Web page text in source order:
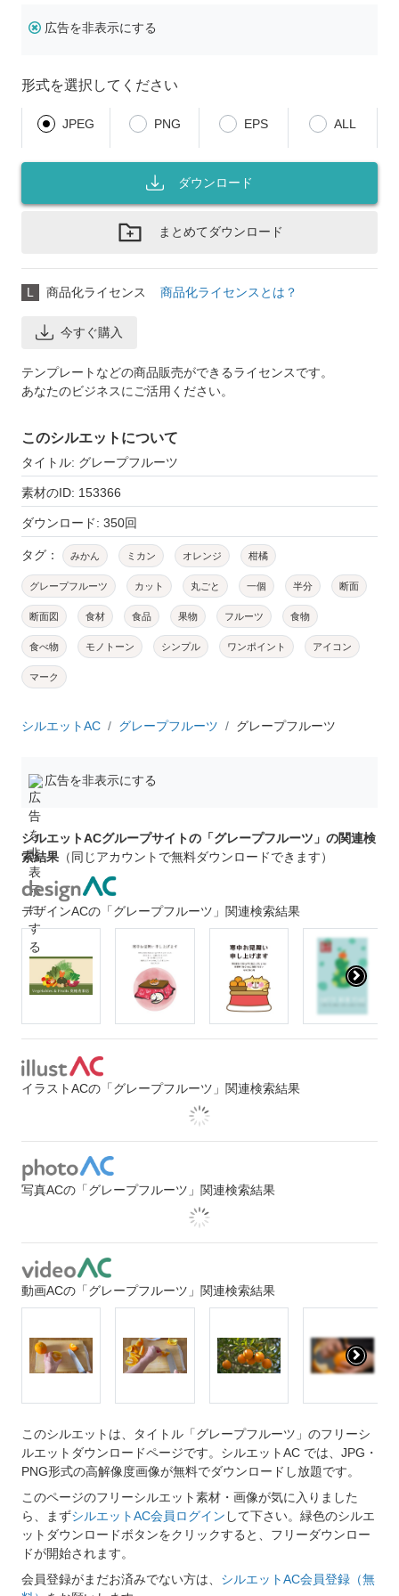
広告を非表示にする
形式を選択してください
JPEG PNG EPS ALL
ダウンロード
まとめてダウンロード
L 商品化ライセンス 商品化ライセンスとは？
今すぐ購入
テンプレートなどの商品販売ができるライセンスです。
あなたのビジネスにご活用ください。
このシルエットについて
タイトル: グレープフルーツ
素材のID: 153366
ダウンロード: 350回
タグ： みかん ミカン オレンジ 柑橘
グレープフルーツ カット 丸ごと 一個 半分 断面
断面図 食材 食品 果物 フルーツ 食物
食べ物 モノトーン シンプル ワンポイント アイコン
マーク
シルエットAC グレープフルーツ グレープフルーツ
広告を非表示にする
シルエットACグループサイトの「グレープフルーツ」の関連検
索結果 （同じアカウントで無料ダウンロードできます）
デザインACの「グレープフルーツ」関連検索結果
イラストACの「グレープフルーツ」関連検索結果
写真ACの「グレープフルーツ」関連検索結果
動画ACの「グレープフルーツ」関連検索結果
このシルエットは、タイトル「グレープフルーツ」のフリーシ
ルエットダウンロードページです。シルエットAC では、JPG・
PNG形式の高解像度画像が無料でダウンロードし放題です。
このページのフリーシルエット素材・画像が気に入りました
ら、まずシルエットAC会員ログイン して下さい。緑色のシルエ
ットダウンロードボタンをクリックすると、フリーダウンロー
ドが開始されます。
会員登録がまだお済みでない方は、 シルエットAC会員登録（無